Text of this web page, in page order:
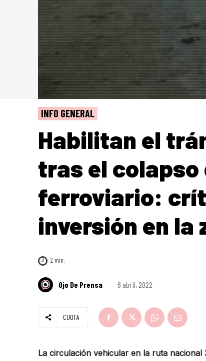
INFO GENERAL
Habilitan el
tras el colapso
ferroviario:
inversión en la
2 min.
Ojo De Prensa 6 abril, 2022
CUOTA
La circulación vehicular en la ruta nacional